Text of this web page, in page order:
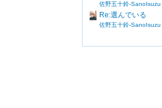
佐野五十鈴-SanoIsuzu
Re:選んでいる
佐野五十鈴-SanoIsuzu